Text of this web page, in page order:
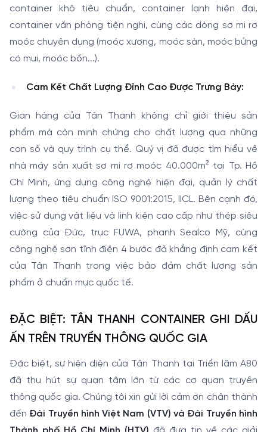
container khô tiêu chuẩn, container lạnh hiện đại,
container văn phòng tiện nghi, cùng các dòng sơ mi rơ
moóc chuyên dụng (moóc xương, moóc sàn, moóc bửng
có mui, moóc bồn...).
Cam Kết Chất Lượng Đỉnh Cao Được Trưng Bày:
Gian hàng của Tân Thanh không chỉ giới thiệu sản
phẩm mà còn minh chứng cho chất lượng qua những
con số và quy trình cụ thể. Quý vị đã được tìm hiểu về
nhà máy sản xuất sơ mi rơ moóc 40.000m² tại Tp. Hồ
Chí Minh, ứng dụng công nghệ hiện đại, quản lý chất
lượng theo tiêu chuẩn ISO 9001:2015, IICL. Bên cạnh đó,
việc sử dụng vật liệu và linh kiện cao cấp như thép siêu
cường của Đức, trục FUWA, phanh Sealco Mỹ, cùng
công nghệ sơn tĩnh điện 4 bước đã khẳng định cam kết
của Tân Thanh trong việc bảo đảm chất lượng sản
phẩm ở chuẩn mực quốc tế.
ĐẶC BIỆT: TÂN THANH CONTAINER GHI DẤU
ẤN TRÊN TRUYỀN THÔNG QUỐC GIA
Đặc biệt, sự hiện diện của Tân Thanh tại Triển lãm A80
đã thu hút sự quan tâm lớn từ các cơ quan truyền
thông quốc gia. Chúng tôi xin gửi lời cảm ơn chân thành
đến Đài Truyền hình Việt Nam (VTV) và Đài Truyền hình